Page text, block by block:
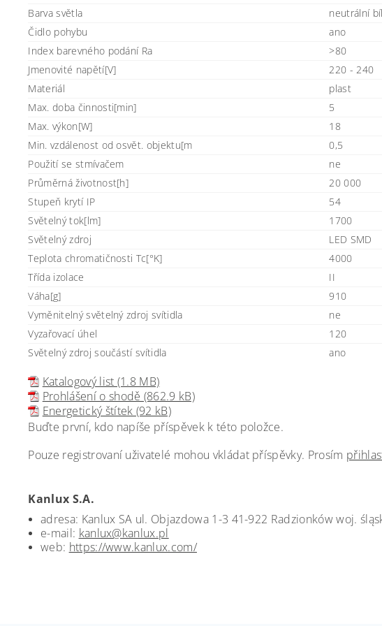
Barva světla
neutrální
Čidlo pohybu
ano
Index barevného podání Ra
>80
Jmenovité napětí[V]
220 - 240
Materiál
plast
Max. doba činnosti[min]
5
Max. výkon[W]
18
Min. vzdálenost od osvět. objektu[m
0,5
Použití se stmívačem
ne
Průměrná životnost[h]
20 000
Stupeň krytí IP
54
Světelný tok[lm]
1700
Světelný zdroj
LED SMD
Teplota chromatičnosti Tc[°K]
4000
Třída izolace
II
Váha[g]
910
Vyměnitelný světelný zdroj svítidla
ne
Vyzařovací úhel
120
Světelný zdroj součástí svítidla
ano
Katalogový list (1.8 MB)
Prohlášení o shodě (862.9 kB)
Energetický štítek (92 kB)
Buďte první, kdo napíše příspěvek k této položce.
Pouze registrovaní uživatelé mohou vkládat příspěvky. Prosím
Kanlux S.A.
adresa: Kanlux SA ul. Objazdowa 1-3 41-922 Radzionków woj.
e-mail: kanlux@kanlux.pl
web: https://www.kanlux.com/